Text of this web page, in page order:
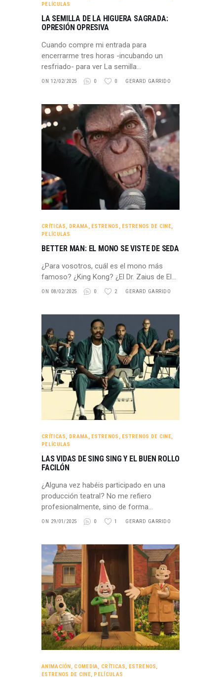
PELÍCULAS
LA SEMILLA DE LA HIGUERA SAGRADA:
OPRESIÓN OPRESIVA
Cuando compre mi entrada para
encerrarme tres horas -incubando un
resfriado- para ver La semilla…
ON 12/02/2025 0 0 GERARD GARRIDO
CRÍTICAS, DRAMA, ESTRENOS , ESTRENOS DE CINE,
PELÍCULAS
BETTER MAN: EL MONO SE VISTE DE SEDA
¿Para vosotros, cuál es el mono más
famoso? ¿King Kong? ¿El Dr. Zaius de El…
ON 08/02/2025 0 2 GERARD GARRIDO
CRÍTICAS, DRAMA, ESTRENOS , ESTRENOS DE CINE,
PELÍCULAS
LAS VIDAS DE SING SING Y EL BUEN ROLLO
FACILÓN
¿Alguna vez habéis participado en una
producción teatral? No me refiero
profesionalmente, sino de forma…
ON 29/01/2025 0 1 GERARD GARRIDO
ANIMACIÓN , COMEDIA, CRÍTICAS, ESTRENOS,
ESTRENOS DE CINE, PELÍCULAS